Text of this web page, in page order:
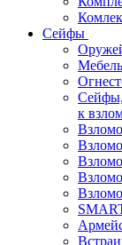
Сейфы
Сейфы,
к